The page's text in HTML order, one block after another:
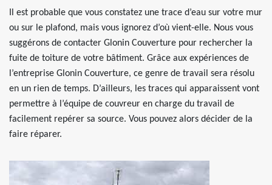
Il est probable que vous constatez une trace d’eau sur votre mur
ou sur le plafond, mais vous ignorez d’où vient-elle. Nous vous
suggérons de contacter Glonin Couverture pour rechercher la
fuite de toiture de votre bâtiment. Grâce aux expériences de
l’entreprise Glonin Couverture, ce genre de travail sera résolu
en un rien de temps. D’ailleurs, les traces qui apparaissent vont
permettre à l’équipe de couvreur en charge du travail de
facilement repérer sa source. Vous pouvez alors décider de la
faire réparer.